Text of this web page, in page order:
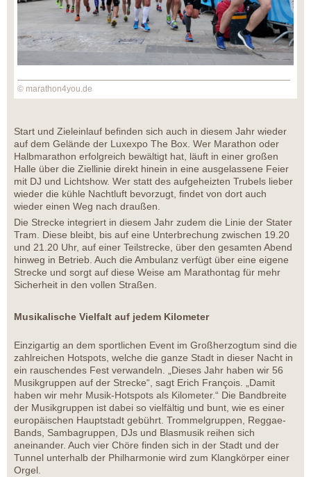
© marathon4you.de
Start und Zieleinlauf befinden sich auch in diesem Jahr wieder
auf dem Gelände der Luxexpo The Box. Wer Marathon oder
Halbmarathon erfolgreich bewältigt hat, läuft in einer großen
Halle über die Ziellinie direkt hinein in eine ausgelassene Feier
mit DJ und Lichtshow. Wer statt des aufgeheizten Trubels lieber
wieder die kühle Nachtluft bevorzugt, findet von dort auch
wieder einen Weg nach draußen.
Die Strecke integriert in diesem Jahr zudem die Linie der Stater
Tram. Diese bleibt, bis auf eine Unterbrechung zwischen 19.20
und 21.20 Uhr, auf einer Teilstrecke, über den gesamten Abend
hinweg in Betrieb. Auch die Ambulanz verfügt über eine eigene
Strecke und sorgt auf diese Weise am Marathontag für mehr
Sicherheit in den vollen Straßen.
Musikalische Vielfalt auf jedem Kilometer
Einzigartig an dem sportlichen Event im Großherzogtum sind die
zahlreichen Hotspots, welche die ganze Stadt in dieser Nacht in
ein rauschendes Fest verwandeln. „Dieses Jahr haben wir 56
Musikgruppen auf der Strecke“, sagt Erich François. „Damit
haben wir mehr Musik-Hotspots als Kilometer.“ Die Bandbreite
der Musikgruppen ist dabei so vielfältig und bunt, wie es einer
europäischen Hauptstadt gebührt. Trommelgruppen, Reggae-
Bands, Sambagruppen, DJs und Blasmusik reihen sich
aneinander. Auch vier Chöre finden sich in der Stadt und der
Tunnel unterhalb der Philharmonie wird zum Klangkörper einer
Orgel.